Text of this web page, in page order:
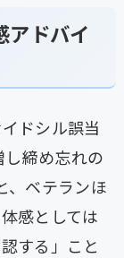
アドバイ
ドシル誤当
締め忘れの
、ベテランほ
感としては
する」こと